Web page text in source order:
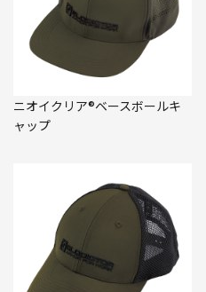
ニオイクリア®ベースボールキ
ャップ